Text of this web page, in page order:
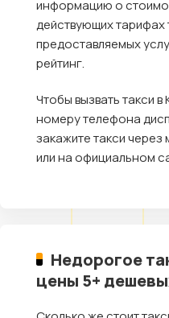
информацию о
действующих тарифах
предоставляемых
рейтинг.
Чтобы вызвать такси
номеру телефона
закажите такси
или на официальном
Недорогое
цены 5+